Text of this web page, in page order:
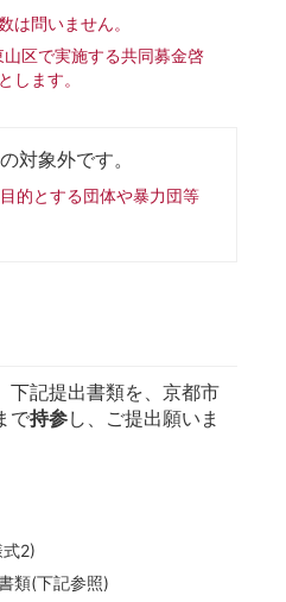
は問いません。
区で実施する共同募金啓
します。
対象外です。
的とする団体や暴力団等
下記提出書類を、京都市
で持参し、ご提出願いま
2)
類(下記参照)